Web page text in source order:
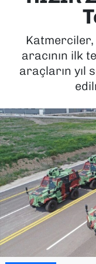
Katmerciler,
aracının ilk
araçların yıl
KÜLTÜR
MAGAZİN
POLİTİKA
SAĞLIK
SPOR
TEKNOLOJİ
YAŞAM
YEREL
Son Dakika
Haber Arşivi